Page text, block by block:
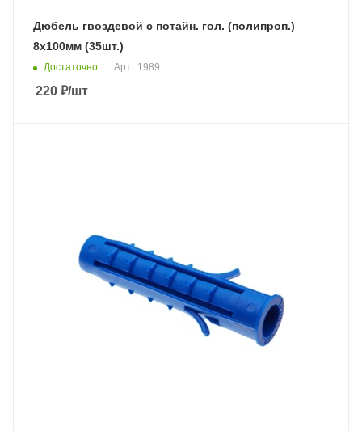
Дюбель гвоздевой с потайн. гол. (полипроп.)
8х100мм (35шт.)
Достаточно Арт.: 1989
220 ₽/шт